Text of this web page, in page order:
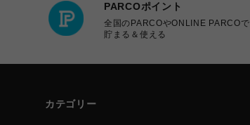
PARCOポイント
全国のPARCOやONLINE PARCOで
貯まる＆使える
カテゴリー